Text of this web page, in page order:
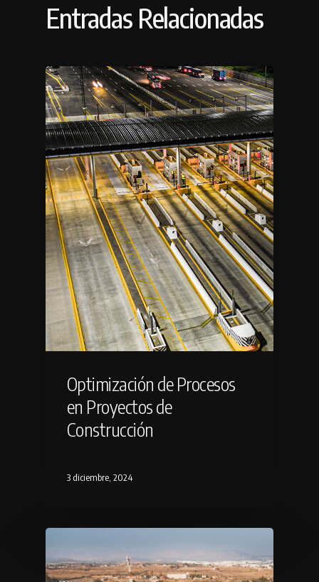
Entradas Relacionadas
Optimización de Procesos
en Proyectos de
Construcción
3 diciembre, 2024